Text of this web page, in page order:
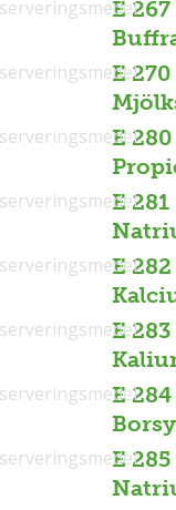
E 267
E 270
E 280
E 281
E 282
E 283
E 284
E 285